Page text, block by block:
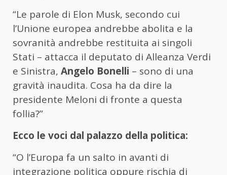
“Le parole di Elon Musk, secondo cui
l’Unione europea andrebbe abolita e la
sovranità andrebbe restituita ai singoli
Stati – attacca il deputato di Alleanza Verdi
e Sinistra, Angelo Bonelli – sono di una
gravità inaudita. Cosa ha da dire la
presidente Meloni di fronte a questa
follia?”
Ecco le voci dal palazzo della politica:
“O l’Europa fa un salto in avanti di
integrazione politica oppure rischia di